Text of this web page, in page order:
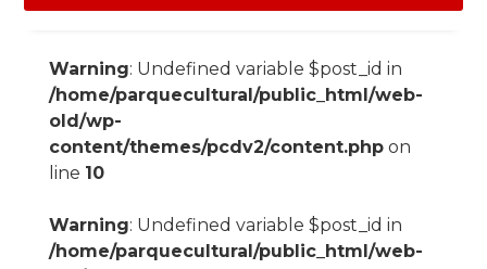
Warning: Undefined variable $post_id in
/home/parquecultural/public_html/web-
old/wp-
content/themes/pcdv2/content.phpon
line 10
Warning: Undefined variable $post_id in
/home/parquecultural/public_html/web-